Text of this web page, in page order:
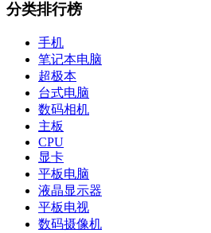
分类排行榜
手机
笔记本电脑
超极本
台式电脑
数码相机
主板
CPU
显卡
平板电脑
液晶显示器
平板电视
数码摄像机